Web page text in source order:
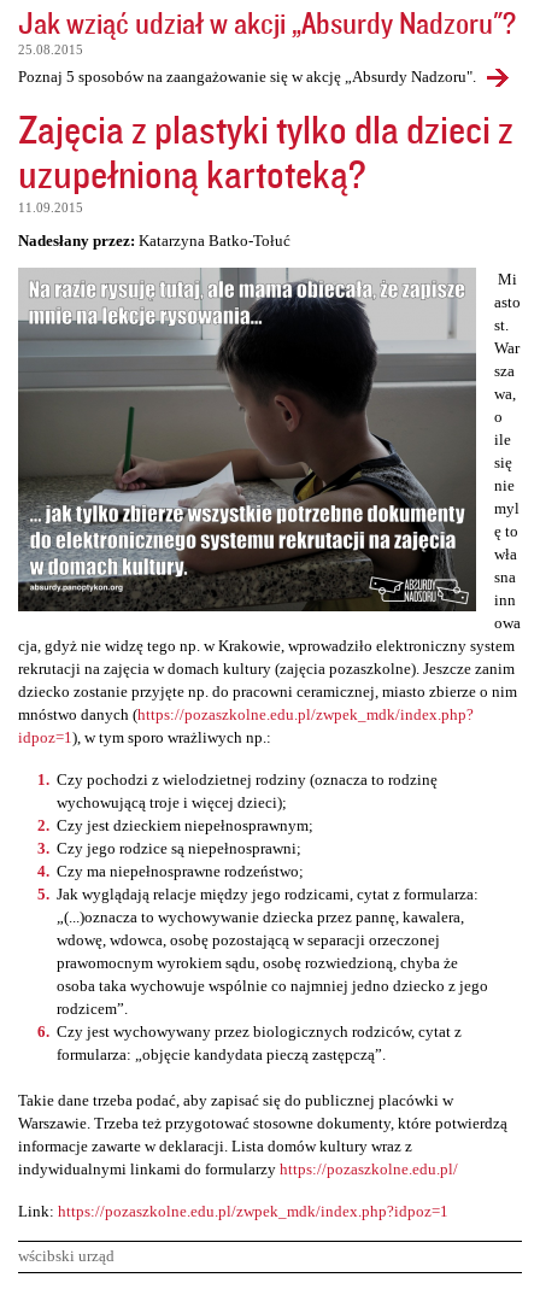
Jak wziąć udział w akcji „Absurdy Nadzoru"?
25.08.2015
Poznaj 5 sposobów na zaangażowanie się w akcję „Absurdy Nadzoru".
Zajęcia z plastyki tylko dla dzieci z
uzupełnioną kartoteką?
11.09.2015
Nadesłany przez: Katarzyna Batko-Tołuć
Mi
asto
st.
War
sza
wa,
o
ile
się
nie
myl
ę to
wła
sna
inn
owa
cja, gdyż nie widzę tego np. w Krakowie, wprowadziło elektroniczny system
rekrutacji na zajęcia w domach kultury (zajęcia pozaszkolne). Jeszcze zanim
dziecko zostanie przyjęte np. do pracowni ceramicznej, miasto zbierze o nim
mnóstwo danych (https://pozaszkolne.edu.pl/zwpek_mdk/index.php?
idpoz=1), w tym sporo wrażliwych np.:
Czy pochodzi z wielodzietnej rodziny (oznacza to rodzinę
wychowującą troje i więcej dzieci);
Czy jest dzieckiem niepełnosprawnym;
Czy jego rodzice są niepełnosprawni;
Czy ma niepełnosprawne rodzeństwo;
Jak wyglądają relacje między jego rodzicami, cytat z formularza:
„(...)oznacza to wychowywanie dziecka przez pannę, kawalera,
wdowę, wdowca, osobę pozostającą w separacji orzeczonej
prawomocnym wyrokiem sądu, osobę rozwiedzioną, chyba że
osoba taka wychowuje wspólnie co najmniej jedno dziecko z jego
rodzicem”.
Czy jest wychowywany przez biologicznych rodziców, cytat z
formularza: „objęcie kandydata pieczą zastępczą”.
Takie dane trzeba podać, aby zapisać się do publicznej placówki w
Warszawie. Trzeba też przygotować stosowne dokumenty, które potwierdzą
informacje zawarte w deklaracji. Lista domów kultury wraz z
indywidualnymi linkami do formularzy https://pozaszkolne.edu.pl/
Link: https://pozaszkolne.edu.pl/zwpek_mdk/index.php?idpoz=1
wścibski urząd